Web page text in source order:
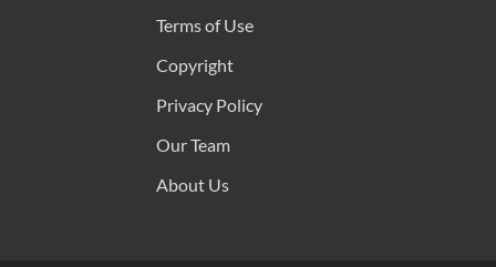
Terms of Use
Copyright
Privacy Policy
Our Team
About Us